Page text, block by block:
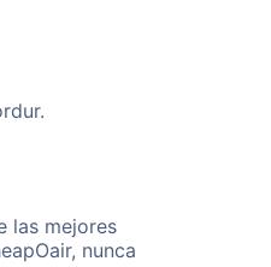
las mejores
nunca